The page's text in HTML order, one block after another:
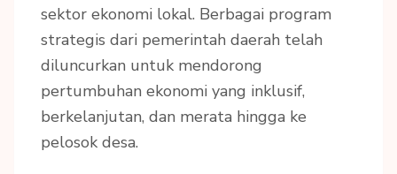
sektor ekonomi lokal. Berbagai program
strategis dari pemerintah daerah telah
diluncurkan untuk mendorong
pertumbuhan ekonomi yang inklusif,
berkelanjutan, dan merata hingga ke
pelosok desa.